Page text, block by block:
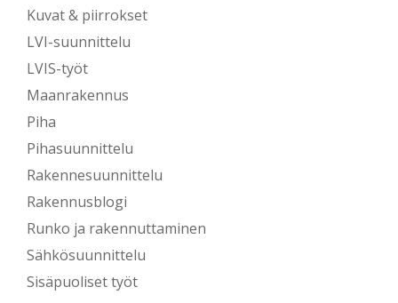
Kuvat & piirrokset
LVI-suunnittelu
LVIS-työt
Maanrakennus
Piha
Pihasuunnittelu
Rakennesuunnittelu
Rakennusblogi
Runko ja rakennuttaminen
Sähkösuunnittelu
Sisäpuoliset työt